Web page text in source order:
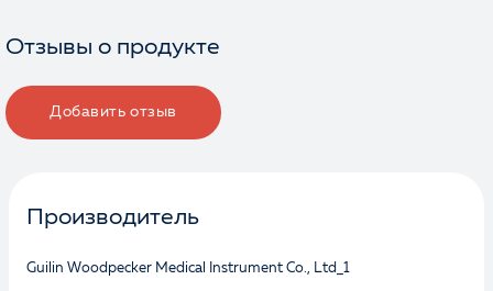
Отзывы о продукте
Добавить отзыв
Производитель
Guilin Woodpecker Medical Instrument Co., Ltd_1